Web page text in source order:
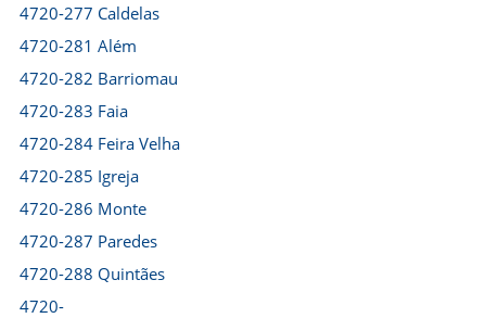
4720-277 Caldelas
4720-281 Além
4720-282 Barriomau
4720-283 Faia
4720-284 Feira Velha
4720-285 Igreja
4720-286 Monte
4720-287 Paredes
4720-288 Quintães
4720-